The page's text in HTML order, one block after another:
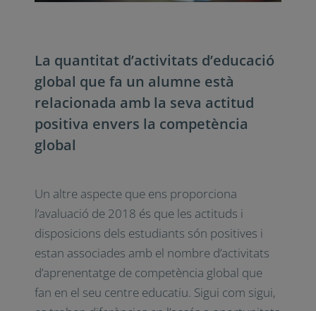
La quantitat d’activitats d’educació
global que fa un alumne està
relacionada amb la seva actitud
positiva envers la competència
global
Un altre aspecte que ens proporciona
l’avaluació de 2018 és que les actituds i
disposicions dels estudiants són positives i
estan associades amb el nombre d’activitats
d’aprenentatge de competència global que
fan en el seu centre educatiu. Sigui com sigui,